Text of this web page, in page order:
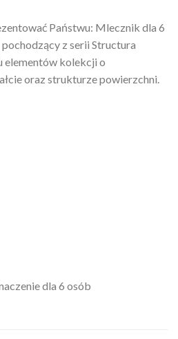
Państwu: Mlecznik dla 6
z serii Structura
elementów kolekcji o
oraz strukturze powierzchni.
dla 6 osób